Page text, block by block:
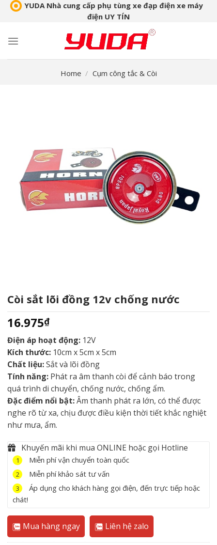
Skip
YUDA Nhà cung cấp phụ tùng xe đạp điện xe máy
điện UY TÍN
Home / Cụm công tắc & Còi
Còi sắt lõi đồng 12v chống nước
16.975₫
Điện áp hoạt động: 12V
Kích thước: 10cm x 5cm x 5cm
Chất liệu:Sắt và lõi đồng
Tính năng: Phát ra âm thanh còi để cảnh báo trong
quá trình di chuyển, chống nước, chống ẩm.
Đặc điểm nổi bật:Âm thanh phát ra lớn, có thể được
nghe rõ từ xa, chịu được điều kiện thời tiết khắc nghiệt
như mưa, ẩm.
Khuyến mãi khi mua ONLINE hoặc gọi Hotline
1 Miễn phí vận chuyển toàn quốc
2 Miễn phí khảo sát tư vấn
3
Áp dụng cho khách hàng gọi điện, đến trực tiếp hoặc
chát!
Mua hàng ngay Liên hệ zalo